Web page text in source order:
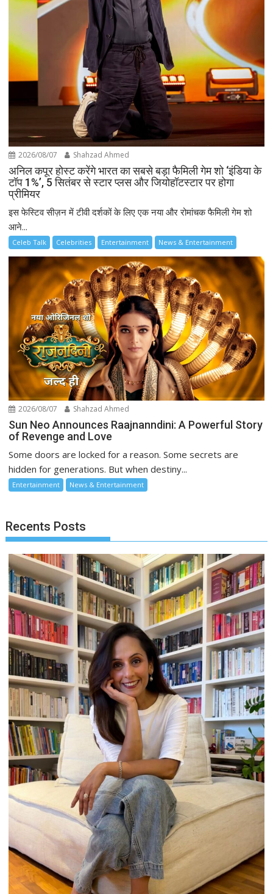
2026/08/07 Shahzad Ahmed
अनिल कपूर होस्ट करेंगे भारत का सबसे बड़ा फैमिली गेम शो ‘इंडिया के
टॉप 1%’, 5 सितंबर से स्टार प्लस और जियोहॉटस्टार पर होगा
प्रीमियर
इस फेस्टिव सीज़न में टीवी दर्शकों के लिए एक नया और रोमांचक फैमिली गेम शो
आने...
Celeb Talk Celebrities Entertainment News & Entertainment
2026/08/07 Shahzad Ahmed
Sun Neo Announces Raajnanndini: A Powerful Story
of Revenge and Love
Some doors are locked for a reason. Some secrets are
hidden for generations. But when destiny...
Entertainment News & Entertainment
Recents Posts